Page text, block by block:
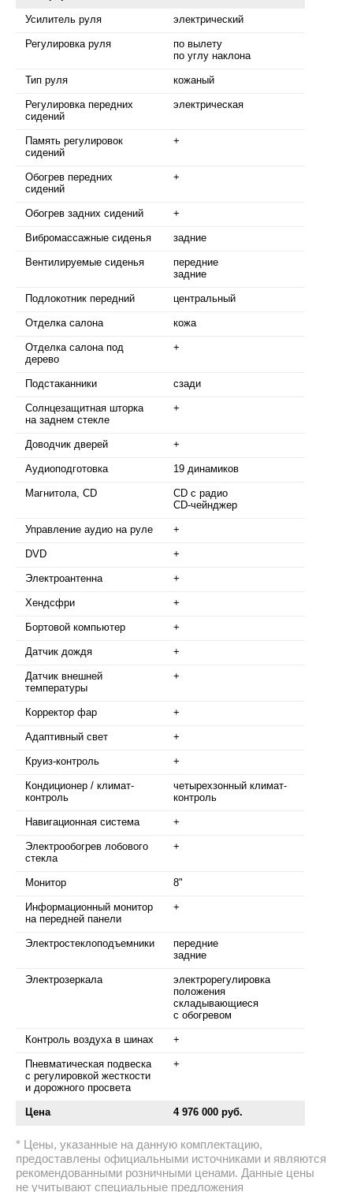
Усилитель руля электрический
Регулировка руля
по вылету
по углу наклона
Тип руля кожаный
Регулировка передних
сидений
электрическая
Память регулировок
сидений
+
Обогрев передних
сидений
+
Обогрев задних сидений +
Вибромассажные сиденья задние
Вентилируемые сиденья
передние
задние
Подлокотник передний центральный
Отделка салона кожа
Отделка салона под
дерево
+
Подстаканники сзади
Солнцезащитная шторка
на заднем стекле
+
Доводчик дверей +
Аудиоподготовка 19 динамиков
Магнитола, CD
CD с радио
CD-чейнджер
Управление аудио на руле +
DVD +
Электроантенна +
Хендсфри +
Бортовой компьютер +
Датчик дождя +
Датчик внешней
температуры
+
Корректор фар +
Адаптивный свет +
Круиз-контроль +
Кондиционер / климат-
контроль
четырехзонный климат-
контроль
Навигационная система +
Электрообогрев лобового
стекла
+
Монитор 8"
Информационный монитор
на передней панели
+
Электростеклоподъемники
передние
задние
Электрозеркала
электрорегулировка
положения
складывающиеся
с обогревом
Контроль воздуха в шинах +
Пневматическая подвеска
с регулировкой жесткости
и дорожного просвета
+
Цена 4 976 000 руб.
Цены, указанные на данную комплектацию,
предоставлены официальными источниками и являются
рекомендованными розничными ценами. Данные цены
не учитывают специальные предложения